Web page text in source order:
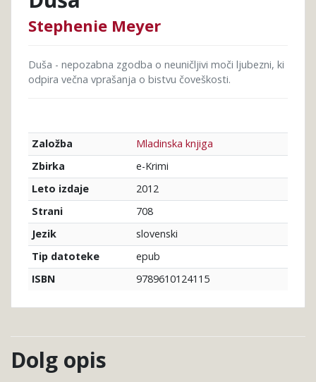
Stephenie Meyer
Duša - nepozabna zgodba o neuničljivi moči ljubezni, ki
odpira večna vprašanja o bistvu čoveškosti.
Založba
Mladinska knjiga
Zbirka
e-Krimi
Leto izdaje
2012
Strani
708
Jezik
slovenski
Tip datoteke
epub
ISBN
9789610124115
Dolg opis